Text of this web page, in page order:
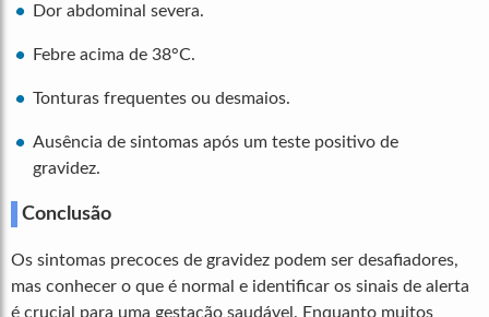
Dor abdominal severa.
Febre acima de 38°C.
Tonturas frequentes ou desmaios.
Ausência de sintomas após um teste positivo de
gravidez.
Conclusão
Os sintomas precoces de gravidez podem ser desafiadores,
mas conhecer o que é normal e identificar os sinais de alerta
é crucial para uma gestação saudável. Enquanto muitos